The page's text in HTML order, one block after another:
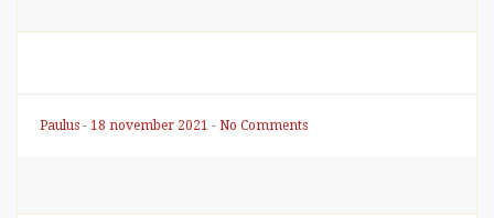
Paulus - 18 november 2021 - No Comments